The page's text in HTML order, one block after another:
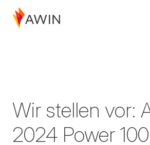
Wir stellen vor:
2024 Power 100